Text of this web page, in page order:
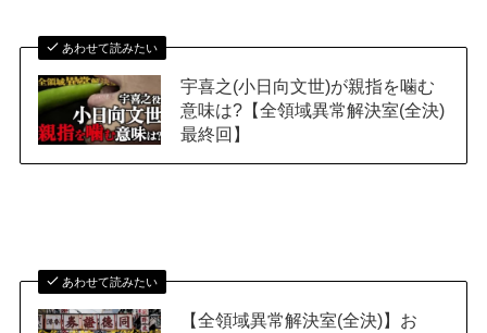
あわせて読みたい
宇喜之(小日向文世)が親指を噛む
意味は?【全領域異常解決室(全決)
最終回】
あわせて読みたい
【全領域異常解決室(全決)】お